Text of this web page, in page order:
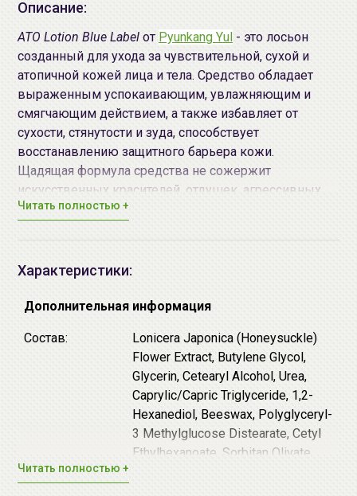
Описание:
ATO Lotion Blue Label от Pyunkang Yul - это лосьон
созданный для ухода за чувствительной, сухой и
атопичной кожей лица и тела. Средство обладает
выраженным успокаивающим, увлажняющим и
смягчающим действием, а также избавляет от
сухости, стянутости и зуда, способствует
восстанавлению защитного барьера кожи.
Щадящая формула средства не сожержит
искусственных красителей, отдушек, агрессивных
консервантов и подходит для ухода за
♦ Экстракт жимолости
противовоспалительными и антигистаминными
свойствами. Устраняет зуд и уменьшает
покраснения, оказывает антистрессовое и
общеукрепляющее действие на кожу.
является известным смягчающим и
увлажняющим компонентом, ускоряет регенерацию
и заживление повреждений, а также способствует
проникновению других действующих веществ в
более глубокие слои кожи.
♦ Аргинин– это альфа-аминокислота, которая
Читать полностью +
Характеристики:
Дополнительная информация
Состав:
Lonicera Japonica (Honeysuckle)
Flower Extract, Butylene Glycol,
Glycerin, Cetearyl Alcohol, Urea,
Caprylic/Capric Triglyceride, 1,2-
Hexanediol, Beeswax, Polyglyceryl-
3 Methylglucose Distearate, Cetyl
Ethylhexanoate, Sorbitan Olivate,
Читать полностью +